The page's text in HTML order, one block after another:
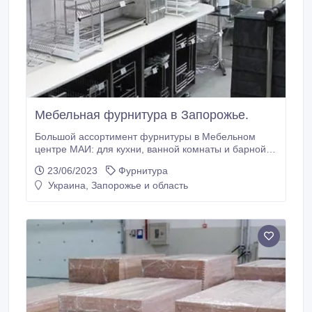
Мебельная фурнитура в Запорожье.
Большой ассортимент фурнитуры в Мебельном
центре МАИ: для кухни, ванной комнаты и барной
для горячего, ложек-вилок, крючки для полотенец,
бутылкодержатели, выкатные секции, мыльницы,
фурнитуры для шкафов купе!!! МЕБЕЛЬНЫЙ ЦЕНТР
23/06/2023
Фурнитура
Украина, Запорожье и область